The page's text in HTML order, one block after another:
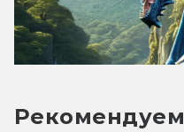
Рекомендуем